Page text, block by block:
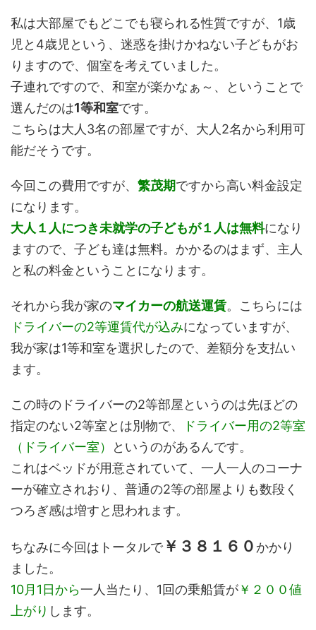
私は大部屋でもどこでも寝られる性質ですが、1歳
児と4歳児という、迷惑を掛けかねない子どもがお
りますので、個室を考えていました。
子連れですので、和室が楽かなぁ～、ということで
選んだのは1等和室です。
こちらは大人3名の部屋ですが、大人2名から利用可
能だそうです。
今回この費用ですが、 繁茂期ですから高い料金設定
になります。
大人１人につき未就学の子どもが１人は無料になり
ますので、子ども達は無料。かかるのはまず、主人
と私の料金ということになります。
それから我が家のマイカーの航送運賃。こちらには
ドライバーの2等運賃代が込みになっていますが、
我が家は1等和室を選択したので、差額分を支払い
ます。
この時のドライバーの2等部屋というのは先ほどの
指定のない2等室とは別物で、
ドライバー用の2等室
（ドライバー室）
というのがあるんです。
これはベッドが用意されていて、一人一人のコーナ
ーが確立されおり、普通の2等の部屋よりも数段く
つろぎ感は増すと思われます。
ちなみに今回はトータルで￥３８１６０ かかり
ました。
10月1日から一人当たり、1回の乗船賃が￥２００値
上がり します。